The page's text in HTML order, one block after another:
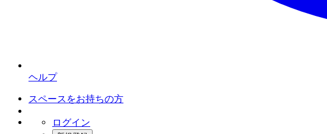
ヘルプ
スペースをお持ちの方
ログイン